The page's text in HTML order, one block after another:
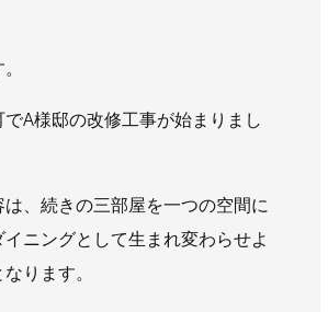
ベント お知らせ
チラシ
安房住まいる
A様邸の改修工事が始まりまし
、続きの三部屋を一つの空間に
イニングとして生まれ変わらせよ
ります。